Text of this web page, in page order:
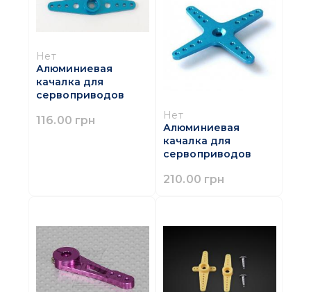
Нет
Алюминиевая
качалка для
сервоприводов
116.00 грн
Нет
Алюминиевая
качалка для
сервоприводов
210.00 грн